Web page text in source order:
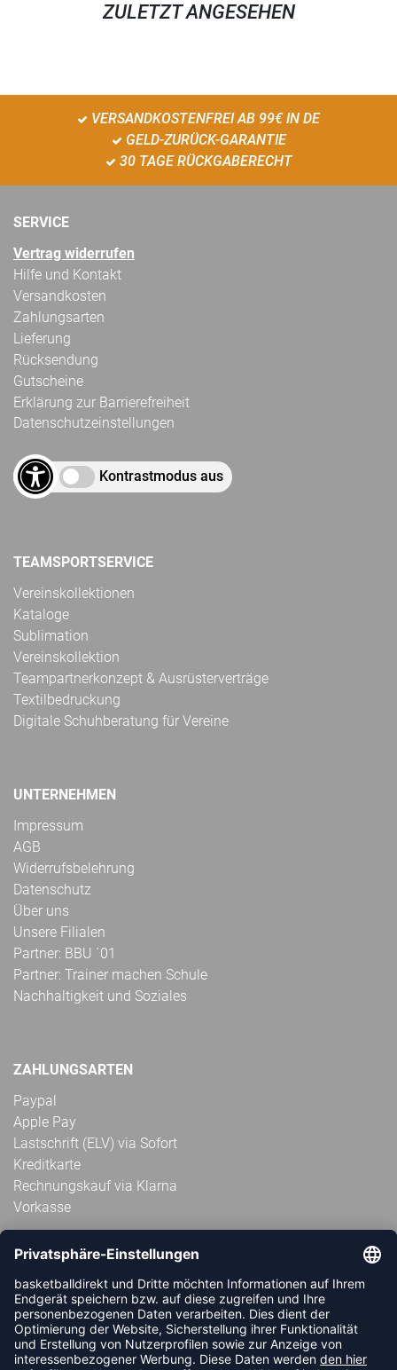
ZULETZT ANGESEHEN
VERSANDKOSTENFREI AB 99€ IN DE
GELD-ZURÜCK-GARANTIE
30 TAGE RÜCKGABERECHT
SERVICE
Vertrag widerrufen
Hilfe und Kontakt
Versandkosten
Zahlungsarten
Lieferung
Rücksendung
Gutscheine
Erklärung zur Barrierefreiheit
Datenschutzeinstellungen
Kontrastmodus aus
TEAMSPORTSERVICE
Vereinskollektionen
Kataloge
Sublimation
Vereinskollektion
Teampartnerkonzept & Ausrüsterverträge
Textilbedruckung
Digitale Schuhberatung für Vereine
UNTERNEHMEN
Impressum
AGB
Widerrufsbelehrung
Datenschutz
Über uns
Unsere Filialen
Partner: BBU ´01
Partner: Trainer machen Schule
Nachhaltigkeit und Soziales
ZAHLUNGSARTEN
Paypal
Apple Pay
Lastschrift (ELV) via Sofort
Kreditkarte
Rechnungskauf via Klarna
Vorkasse
ABONNIERE JETZT DEN KOSTENLOSEN
HANDBALLDIREKT-NEWSLETTER UND VERPASSE KEINE
NEUIGKEIT ODER AKTION MEHR.
JETZT ANMELDEN